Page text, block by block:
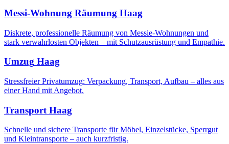
Messi-Wohnung Räumung Haag
Diskrete, professionelle Räumung von Messie-Wohnungen und
stark verwahrlosten Objekten – mit Schutzausrüstung und Empathie.
Umzug Haag
Stressfreier Privatumzug: Verpackung, Transport, Aufbau – alles aus
einer Hand mit Angebot.
Transport Haag
Schnelle und sichere Transporte für Möbel, Einzelstücke, Sperrgut
und Kleintransporte – auch kurzfristig.